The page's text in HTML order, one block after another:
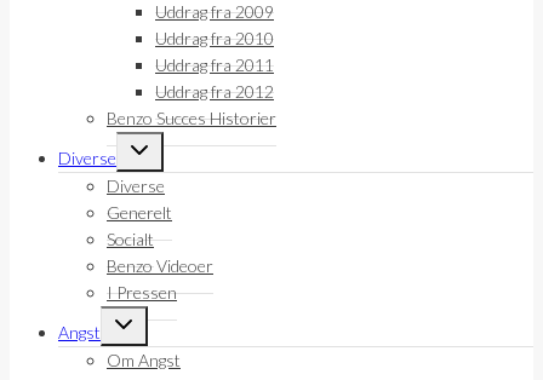
Uddrag fra 2009
Uddrag fra 2010
Uddrag fra 2011
Uddrag fra 2012
Benzo Succes Historier
Diverse
Skift
undermenu
Diverse
Generelt
Socialt
Benzo Videoer
I Pressen
Angst
Skift
undermenu
Om Angst